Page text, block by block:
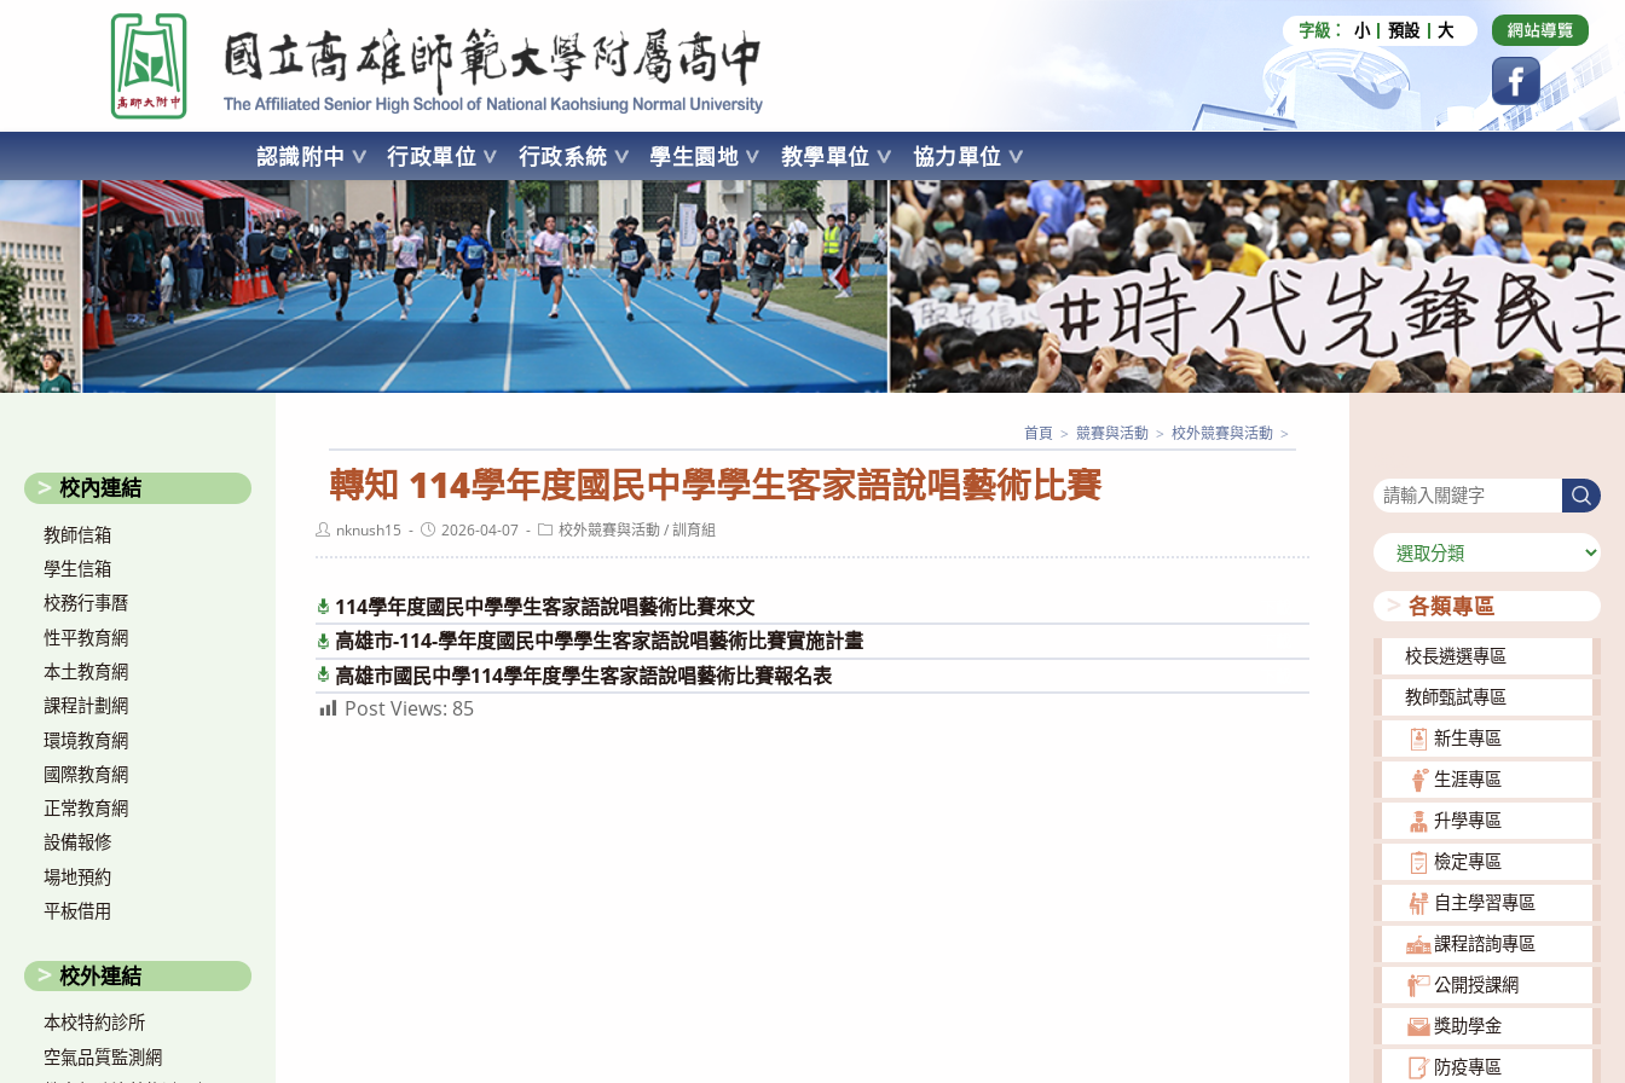
要
容
國立高雄師範大學附屬高級中學 Affiliated Senior High School of National Kaohsiung Normal University
字級： 小 預設 大
認識附中 行政單位 行政系統 學生園地 教學單位 協力單位
AFFILIATED SENIOR HIGH SCHOOL OF NATIONAL KAOHSIUNG NORMAL UNIVERSITY
轉知 114學年度國民中學學生客家語說唱藝術比賽
首頁 > 競賽與活動 > 校外競賽與活動 >
Postnknush15
Post2026-04-07
Post校外競賽與活動 / 訓育組
114學年度國民中學學生客家語說唱藝術比賽來文
高雄市-114-學年度國民中學學生客家語說唱藝術比賽實施計畫
高雄市國民中學114學年度學生客家語說唱藝術比賽報名表
Post Views: 85
校內連結
教師信箱
學生信箱
校務行事曆
性平教育網
本土教育網
課程計劃網
環境教育網
國際教育網
正常教育網
設備報修
場地預約
平板借用
校外連結
本校特約診所
空氣品質監測網
搜
尋
分
類
各類專區
校長遴選專區
教師甄試專區
新生專區
生涯專區
升學專區
檢定專區
自主學習專區
課程諮詢專區
公開授課網
獎助學金
防疫專區